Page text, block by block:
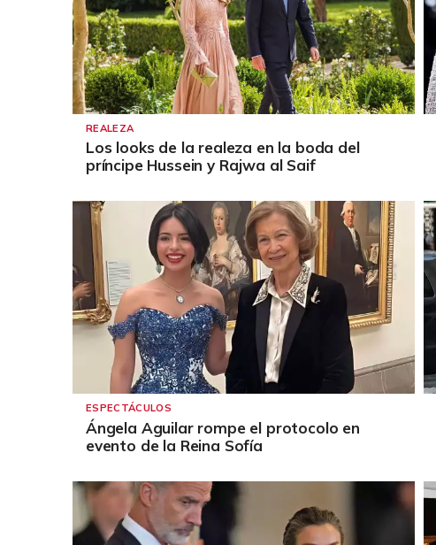
REALEZA
Los looks de la realeza en la boda del
príncipe Hussein y Rajwa al Saif
ESPECTÁCULOS
Ángela Aguilar rompe el protocolo en
evento de la Reina Sofía